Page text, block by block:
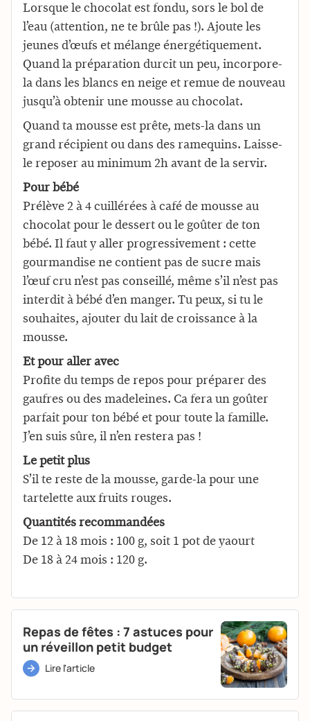
Lorsque le chocolat est fondu, sors le bol de
l’eau (attention, ne te brûle pas !). Ajoute les
jeunes d’œufs et mélange énergétiquement.
Quand la préparation durcit un peu, incorpore-
la dans les blancs en neige et remue de nouveau
jusqu’à obtenir une mousse au chocolat.
Quand ta mousse est prête, mets-la dans un
grand récipient ou dans des ramequins. Laisse-
le reposer au minimum 2h avant de la servir.
Pour bébé
Prélève 2 à 4 cuillérées à café de mousse au
chocolat pour le dessert ou le goûter de ton
bébé. Il faut y aller progressivement : cette
gourmandise ne contient pas de sucre mais
l’œuf cru n’est pas conseillé, même s’il n’est pas
interdit à bébé d’en manger. Tu peux, si tu le
souhaites, ajouter du lait de croissance à la
mousse.
Et pour aller avec
Profite du temps de repos pour préparer des
gaufres ou des madeleines. Ca fera un goûter
parfait pour ton bébé et pour toute la famille.
J’en suis sûre, il n’en restera pas !
Le petit plus
S’il te reste de la mousse, garde-la pour une
tartelette aux fruits rouges.
Quantités recommandées
De 12 à 18 mois : 100 g, soit 1 pot de yaourt
De 18 à 24 mois : 120 g.
Repas de fêtes : 7 astuces pour
un réveillon petit budget
Lire l'article